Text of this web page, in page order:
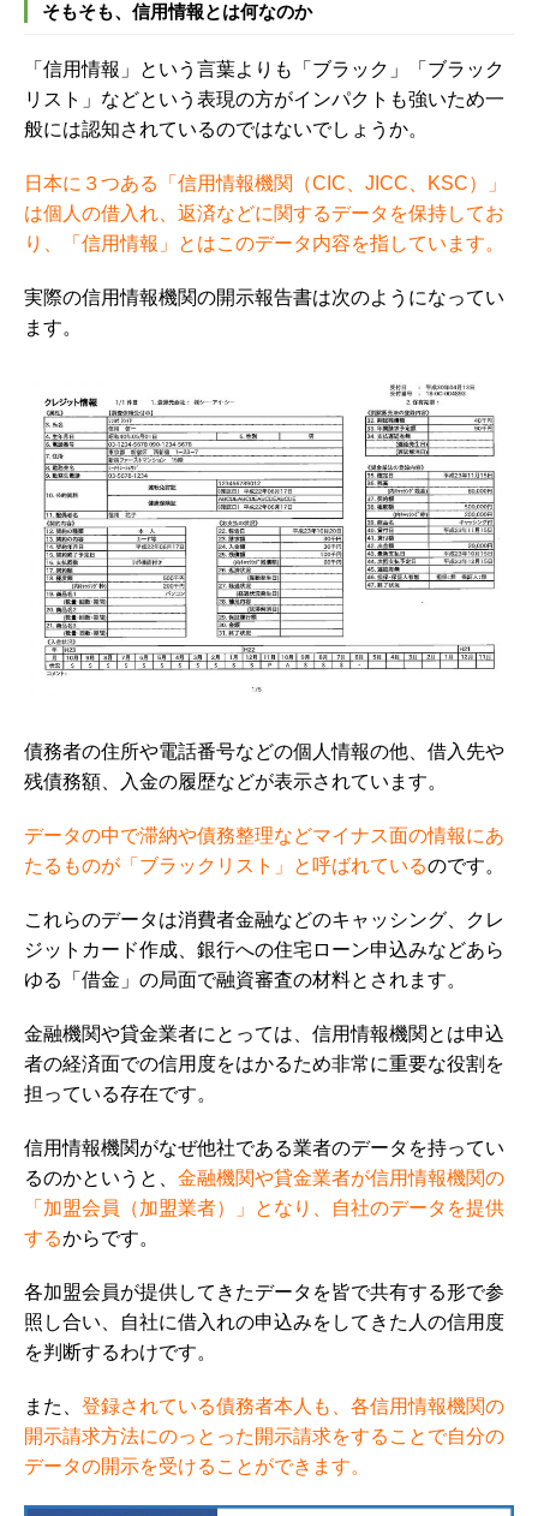
そもそも、信用情報とは何なのか
「信用情報」という言葉よりも「ブラック」「ブラック
リスト」などという表現の方がインパクトも強いため一
般には認知されているのではないでしょうか。
日本に３つある「信用情報機関（CIC、JICC、KSC）」
は個人の借入れ、返済などに関するデータを保持してお
り、「信用情報」とはこのデータ内容を指しています。
実際の信用情報機関の開示報告書は次のようになってい
ます。
債務者の住所や電話番号などの個人情報の他、借入先や
残債務額、入金の履歴などが表示されています。
データの中で滞納や債務整理などマイナス面の情報にあ
たるものが「ブラックリスト」と呼ばれているのです。
これらのデータは消費者金融などのキャッシング、クレ
ジットカード作成、銀行への住宅ローン申込みなどあら
ゆる「借金」の局面で融資審査の材料とされます。
金融機関や貸金業者にとっては、信用情報機関とは申込
者の経済面での信用度をはかるため非常に重要な役割を
担っている存在です。
信用情報機関がなぜ他社である業者のデータを持ってい
るのかというと、 金融機関や貸金業者が信用情報機関の
「加盟会員（加盟業者）」となり、自社のデータを提供
するからです。
各加盟会員が提供してきたデータを皆で共有する形で参
照し合い、自社に借入れの申込みをしてきた人の信用度
を判断するわけです。
また、 登録されている債務者本人も、 各信用情報機関の
開示請求方法にのっとった開示請求をすることで自分の
データの開示を受けることができます。